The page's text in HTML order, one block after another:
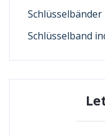
Schlüsselband